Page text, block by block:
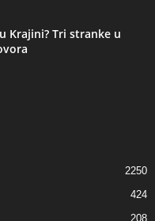
Krajini? Tri stranke u
2250
424
208